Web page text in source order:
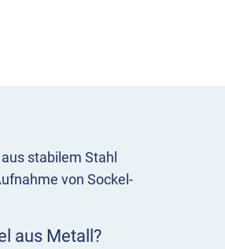
stabilem Stahl
von Sockel-
aus Metall?